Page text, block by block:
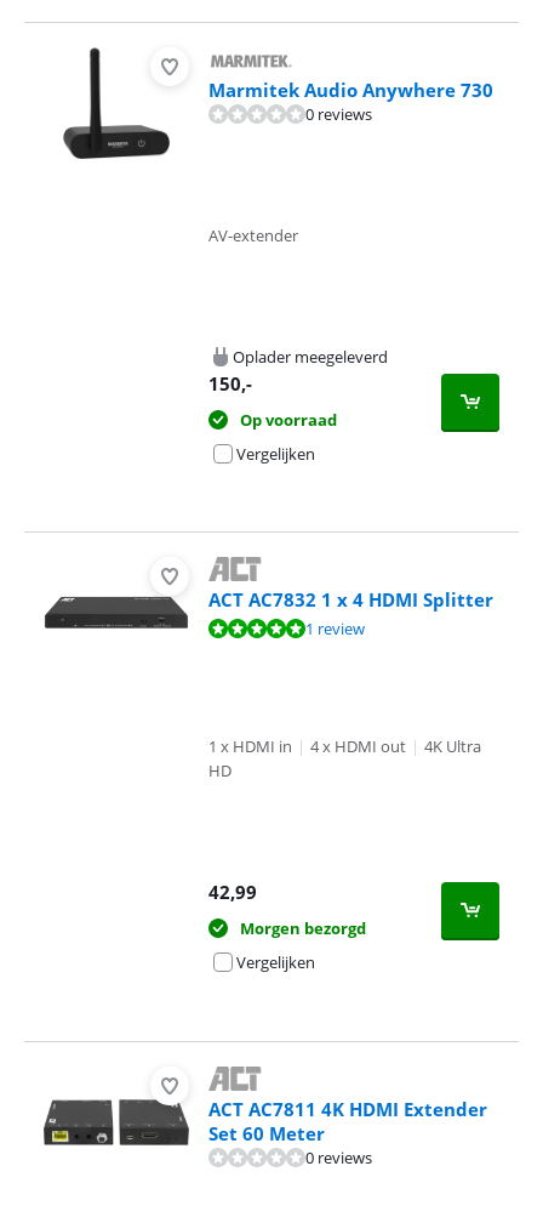
Marmitek Audio Anywhere 730
0 reviews
AV-extender
Oplader meegeleverd
150,-
Op voorraad
Vergelijken
ACT AC7832 1 x 4 HDMI Splitter
Beoordeling is 10 van de 10, gebaseerd op 1 review.
1 review
1 x HDMI in | 4 x HDMI out | 4K Ultra
HD
42,99
Morgen bezorgd
Vergelijken
ACT AC7811 4K HDMI Extender
Set 60 Meter
0 reviews